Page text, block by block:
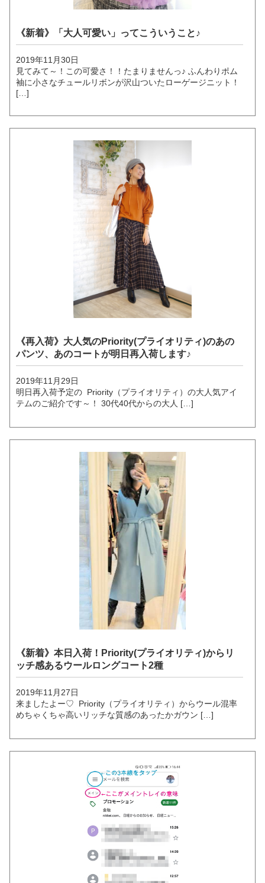
《新着》「大人可愛い」ってこういうこと♪
2019年11月30日
見てみて～！この可愛さ！！たまりませんっ♪ ふんわりポム
袖に小さなチュールリボンが沢山ついたローゲージニット！
[…]
《再入荷》大人気のPriority(プライオリティ)のあの
パンツ、あのコートが明日再入荷します♪
2019年11月29日
明日再入荷予定の Priority（プライオリティ）の大人気アイ
テムのご紹介です～！ 30代40代からの大人 […]
《新着》本日入荷！Priority(プライオリティ)からリ
ッチ感あるウールロングコート2種
2019年11月27日
来ましたよー♡ Priority（プライオリティ）からウール混率
めちゃくちゃ高いリッチな質感のあったかガウン […]